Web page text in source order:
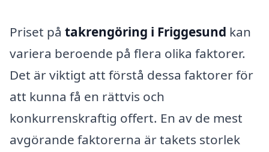
Priset på takrengöring i Friggesund kan
variera beroende på flera olika faktorer.
Det är viktigt att förstå dessa faktorer för
att kunna få en rättvis och
konkurrenskraftig offert. En av de mest
avgörande faktorerna är takets storlek